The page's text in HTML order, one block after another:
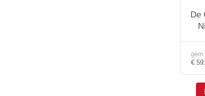
De
€